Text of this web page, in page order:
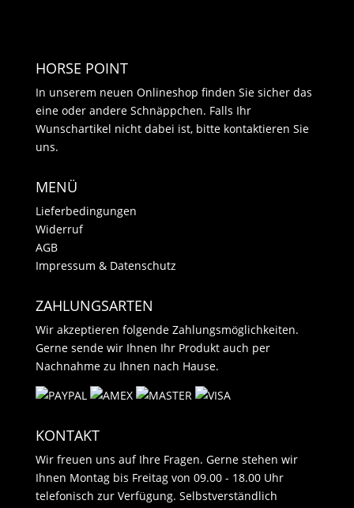
HORSE POINT
In unserem neuen Onlineshop finden Sie sicher das
eine oder andere Schnäppchen. Falls Ihr
Wunschartikel nicht dabei ist, bitte kontaktieren Sie
uns.
MENÜ
Lieferbedingungen
Widerruf
AGB
Impressum & Datenschutz
ZAHLUNGSARTEN
Wir akzeptieren folgende Zahlungsmöglichkeiten.
Gerne sende wir Ihnen Ihr Produkt auch per
Nachnahme zu Ihnen nach Hause.
KONTAKT
Wir freuen uns auf Ihre Fragen. Gerne stehen wir
Ihnen Montag bis Freitag von 09.00 - 18.00 Uhr
telefonisch zur Verfügung. Selbstverständlich